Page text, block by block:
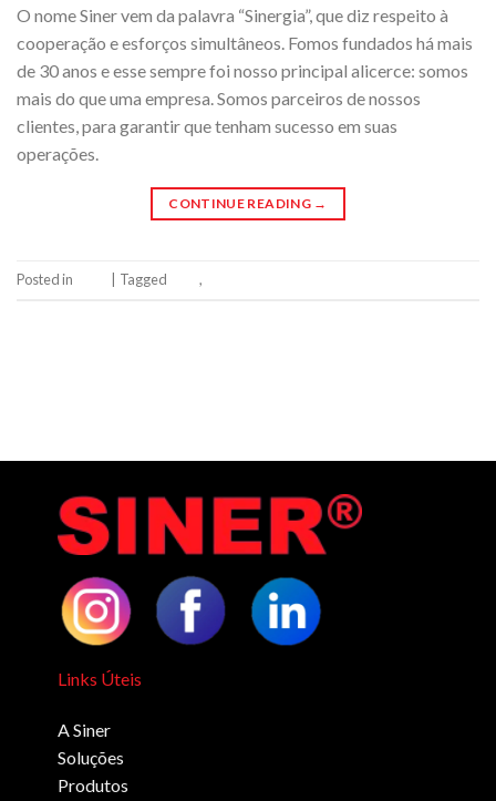
O nome Siner vem da palavra “Sinergia”, que diz respeito à
cooperação e esforços simultâneos. Fomos fundados há mais
de 30 anos e esse sempre foi nosso principal alicerce: somos
mais do que uma empresa. Somos parceiros de nossos
clientes, para garantir que tenham sucesso em suas
operações.
CONTINUE READING →
Posted in Tagged ,
Links Úteis
A Siner
Soluções
Produtos